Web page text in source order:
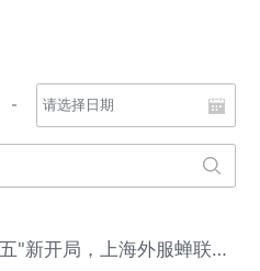
-
"新开局，上海外服蝉联